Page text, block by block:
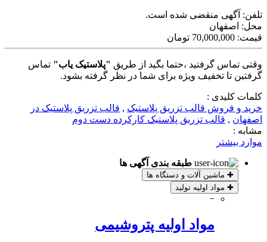
تلفن: آگهی منقضی شده است.
محل: اصفهان
قیمت: 70,000,000 تومان
وقتی تماس گرفتید ،حتما بگید از طریق "پلاستیک یاب" تماس
گرفتین تا تخفیف ویژه برای شما در نظر گرفته بشود.
کلمات کلیدی :
خرید و فروش قالب تزریق پلاستیک , قالب تزریق پلاستیک در
اصفهان , قالب تزریق پلاستیک کارکرده دست دوم
مشابه :
موارد بیشتر
طبقه بندی آگهی ها
✚ ماشین آلات و دستگاه ها
✚ مواد اولیه تولید
−
مواد اولیه پتروشیمی